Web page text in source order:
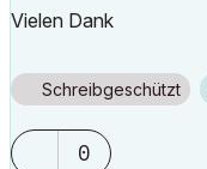
Vielen Dank
Schreibgeschützt
0